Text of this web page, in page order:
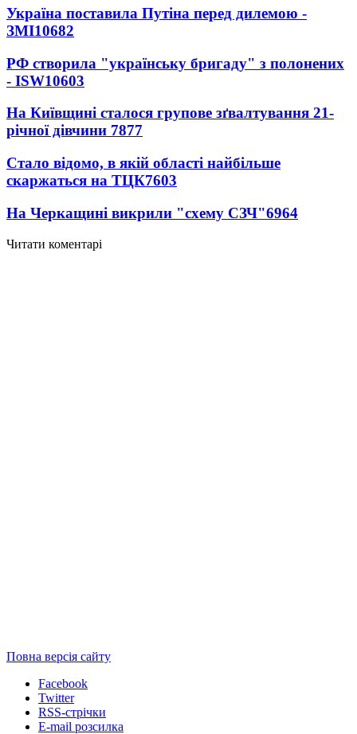
Україна поставила Путіна перед дилемою -
ЗМІ10682
РФ створила "українську бригаду" з полонених
- ISW10603
На Київщині сталося групове зґвалтування 21-
річної дівчини 7877
Стало відомо, в якій області найбільше
скаржаться на ТЦК7603
На Черкащині викрили "схему СЗЧ"6964
Читати коментарі
Повна версія сайту
Facebook
Twitter
RSS-стрічки
E-mail розсилка